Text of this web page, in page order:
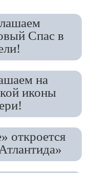
Спас в
на
иконы
откроется